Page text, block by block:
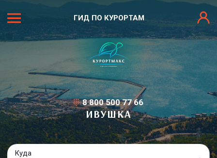
ГИД ПО КУРОРТАМ
8 800 500 77 66
ИВУШКА
Куда